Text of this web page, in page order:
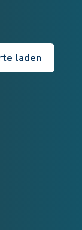
laden